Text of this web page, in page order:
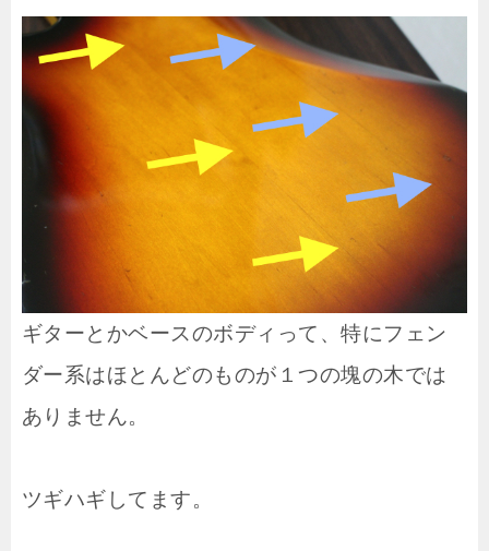
ギターとかベースのボディって、特にフェン
ダー系はほとんどのものが１つの塊の木では
ありません。
ツギハギしてます。